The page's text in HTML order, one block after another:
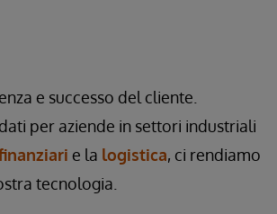
e successo del cliente.
per aziende in settori industriali
e la logistica, ci rendiamo
tecnologia.